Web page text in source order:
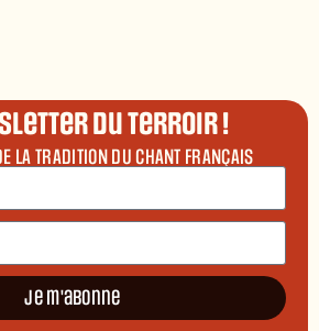
du terroir !
LA TRADITION DU CHANT FRANÇAIS
Je m'abonne